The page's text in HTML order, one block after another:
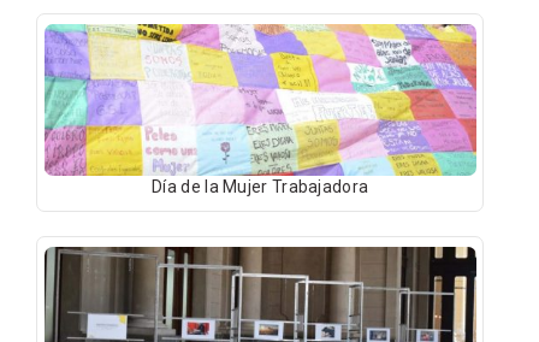
Día de la Mujer Trabajadora